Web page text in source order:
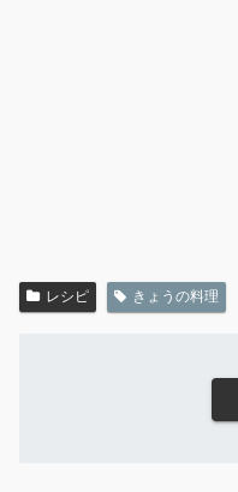
レシピ きょうの料理